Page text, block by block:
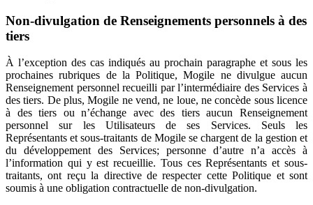
Non-divulgation de Renseignements personnels à des
tiers
À l’exception des cas indiqués au prochain paragraphe et sous les
prochaines rubriques de la Politique, Mogile ne divulgue aucun
Renseignement personnel recueilli par l’intermédiaire des Services à
des tiers. De plus, Mogile ne vend, ne loue, ne concède sous licence
à des tiers ou n’échange avec des tiers aucun Renseignement
personnel sur les Utilisateurs de ses Services. Seuls les
Représentants et sous-traitants de Mogile se chargent de la gestion et
du développement des Services; personne d’autre n’a accès à
l’information qui y est recueillie. Tous ces Représentants et sous-
traitants, ont reçu la directive de respecter cette Politique et sont
soumis à une obligation contractuelle de non-divulgation.